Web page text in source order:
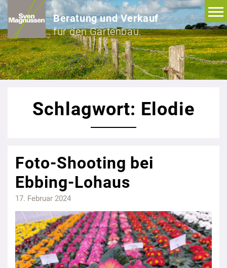
Beratung und Verkauf
für den Gartenbau.
Schlagwort: Elodie
Foto-Shooting bei
Ebbing-Lohaus
17. Februar 2024